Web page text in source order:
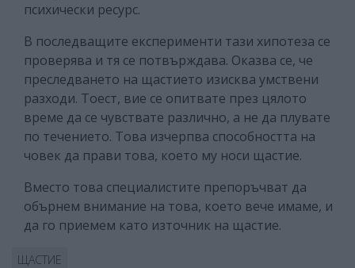
психически ресурс.
В последващите експерименти тази хипотеза се
проверява и тя се потвърждава. Оказва се, че
преследването на щастието изисква умствени
разходи. Тоест, вие се опитвате през цялото
време да се чувствате различно, а не да плувате
по течението. Това изчерпва способността на
човек да прави това, което му носи щастие.
Вместо това специалистите препоръчват да
обърнем внимание на това, което вече имаме, и
да го приемем като източник на щастие.
ЩАСТИЕ